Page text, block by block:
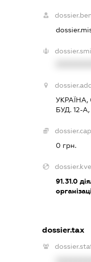
УКРАЇНА,
БУД. 12-
0 грн.
91.31.0
dossier.tax